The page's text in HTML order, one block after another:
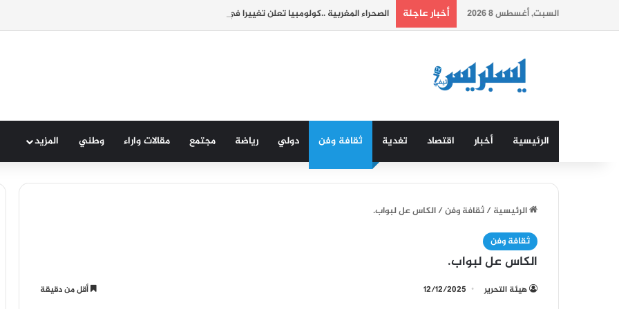
السبت, أغسطس 8 2026 أخبار عاجلة الصحراء المغربية ..كولومبيا تعلن تغييرا في موقفها وتعترف بسيادة المغرب على صحرائه
الرئيسية أخبار اقتصاد تغدية ثقافة وفن دولي رياضة مجتمع مقالات واراء وطني المزيد
الرئيسية/ثقافة وفن/الكاس عل لبواب.
ثقافة وفن
الكاس عل لبواب.
هيئة التحرير 12/12/2025 أقل من دقيقة